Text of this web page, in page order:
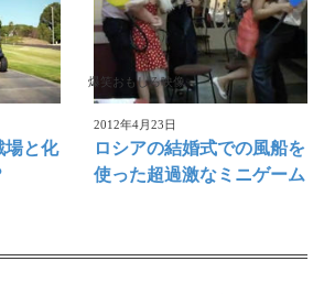
場と化
爆笑おもしろ映像
2012年4月23日
ロシアの結婚式での風船を
使った超過激なミニゲーム